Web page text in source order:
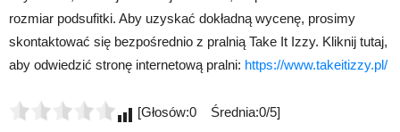
rozmiar podsufitki. Aby uzyskać dokładną wycenę, prosimy
skontaktować się bezpośrednio z pralnią Take It Izzy. Kliknij tutaj,
aby odwiedzić stronę internetową pralni: https://www.takeitizzy.pl/
[Głosów:0 Średnia:0/5]